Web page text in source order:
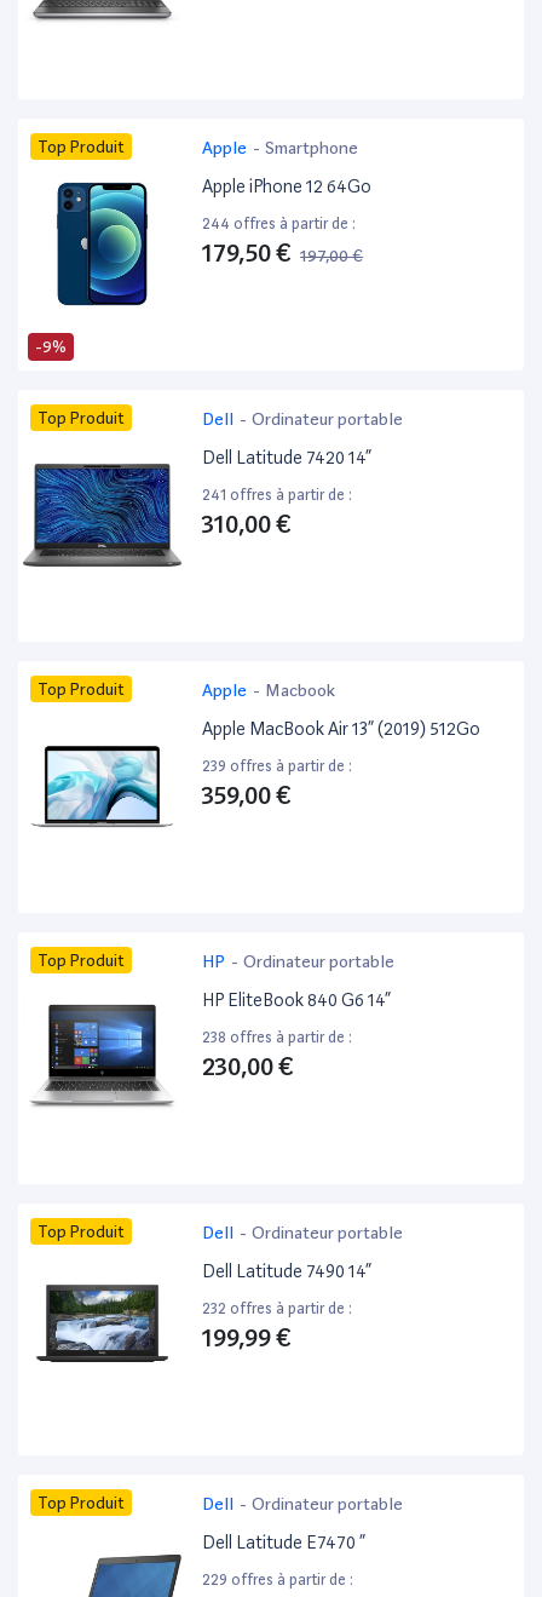
-9%
Top Produit Apple - Smartphone
Apple iPhone 12 64Go
244 offres à partir de :
179,50 € 197,00 €
Top Produit Dell - Ordinateur portable
Dell Latitude 7420 14”
241 offres à partir de :
310,00 €
Top Produit Apple - Macbook
Apple MacBook Air 13” (2019) 512Go
239 offres à partir de :
359,00 €
Top Produit HP - Ordinateur portable
HP EliteBook 840 G6 14”
238 offres à partir de :
230,00 €
Top Produit Dell - Ordinateur portable
Dell Latitude 7490 14”
232 offres à partir de :
199,99 €
Top Produit Dell - Ordinateur portable
Dell Latitude E7470 ”
229 offres à partir de :